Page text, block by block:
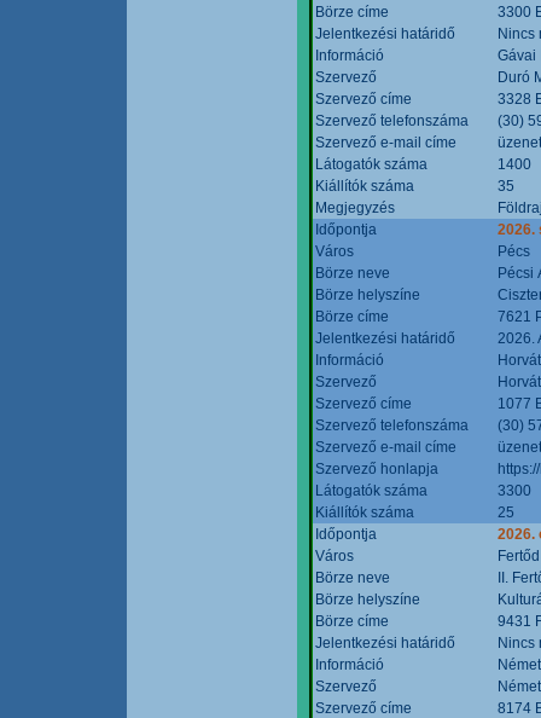
Börze címe
3300
Jelentkezési határidő
Nincs
Információ
Gávai
Szervező
Duró
Szervező címe
3328
Szervező telefonszáma
(30)
Szervező e-mail címe
Látogatók száma
1400
Kiállítók száma
35
Megjegyzés
Időpontja
2026.
Város
Pécs
Börze neve
Pécsi
Börze helyszíne
Börze címe
7621
Jelentkezési határidő
2026.
Információ
Szervező
Szervező címe
1077
Szervező telefonszáma
(30)
Szervező e-mail címe
Szervező honlapja
Látogatók száma
3300
Kiállítók száma
25
Időpontja
2026.
Város
Fertőd
Börze neve
II.
Börze helyszíne
Börze címe
9431
Jelentkezési határidő
Nincs
Információ
Szervező
Szervező címe
8174